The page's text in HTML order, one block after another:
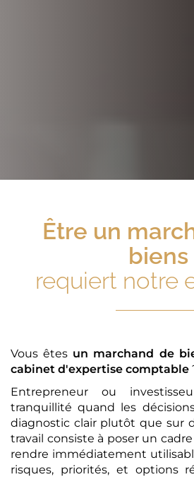
Être un
biens
requiert notre
Vous êtes un marchand de
cabinet d'expertise comptable
Entrepreneur ou
tranquillité quand les
diagnostic clair plutôt que sur
travail consiste à poser un
rendre immédiatement
risques, priorités, et options